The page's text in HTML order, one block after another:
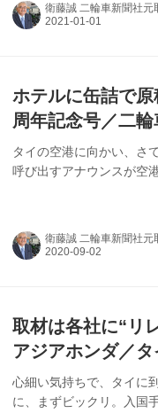
衛藤誠 二輪車新聞社元
ホテルに缶詰で
周年記念号／二
タイの空港に向かい、さ
呼び出すアナウンスが空
衛藤誠 二輪車新聞社元
取材は各社に“リ
アジアホンダ／
東南アジア特集
心細い気持ちで、タイに
に、まずビックリ。入国